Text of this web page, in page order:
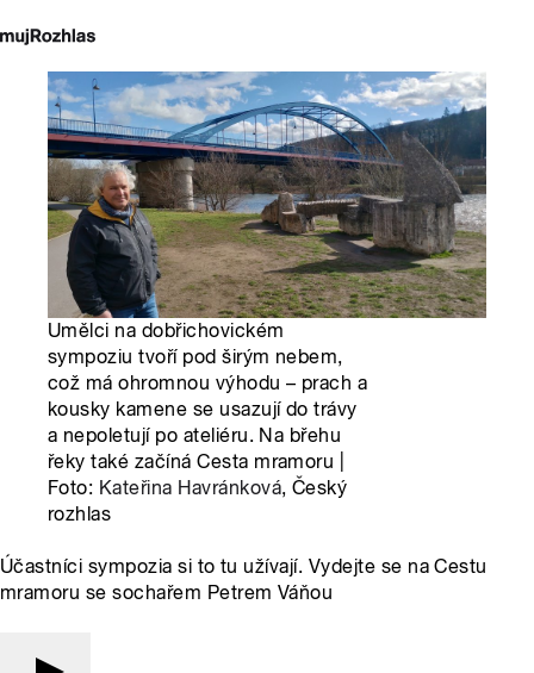
Umělci na dobřichovickém
sympoziu tvoří pod širým nebem,
což má ohromnou výhodu – prach a
kousky kamene se usazují do trávy
a nepoletují po ateliéru. Na břehu
řeky také začíná Cesta mramoru |
Foto: Kateřina Havránková, Český
rozhlas
Účastníci sympozia si to tu užívají. Vydejte se na Cestu
mramoru se sochařem Petrem Váňou